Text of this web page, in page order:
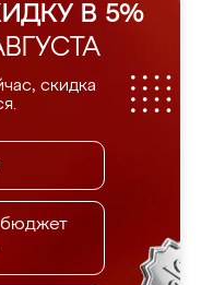
В 5%
скидка